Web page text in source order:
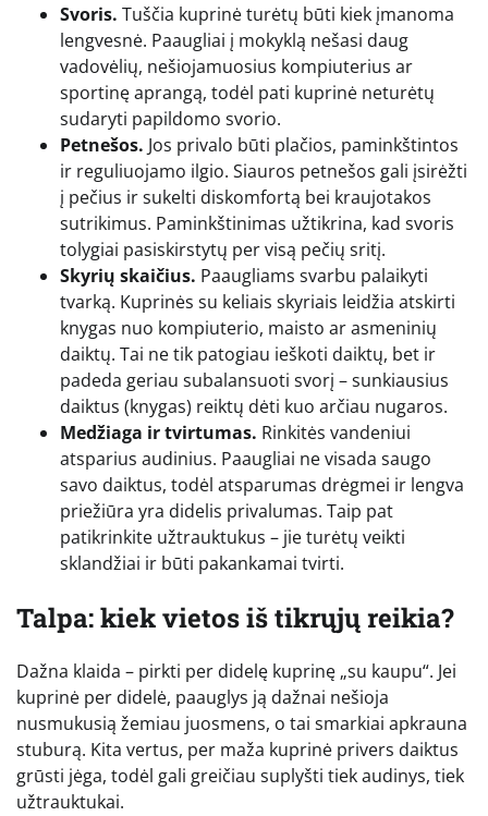
Svoris. Tuščia kuprinė turėtų būti kiek įmanoma
lengvesnė. Paaugliai į mokyklą nešasi daug
vadovėlių, nešiojamuosius kompiuterius ar
sportinę aprangą, todėl pati kuprinė neturėtų
sudaryti papildomo svorio.
Petnešos. Jos privalo būti plačios, paminkštintos
ir reguliuojamo ilgio. Siauros petnešos gali įsirėžti
į pečius ir sukelti diskomfortą bei kraujotakos
sutrikimus. Paminkštinimas užtikrina, kad svoris
tolygiai pasiskirstytų per visą pečių sritį.
Skyrių skaičius. Paaugliams svarbu palaikyti
tvarką. Kuprinės su keliais skyriais leidžia atskirti
knygas nuo kompiuterio, maisto ar asmeninių
daiktų. Tai ne tik patogiau ieškoti daiktų, bet ir
padeda geriau subalansuoti svorį – sunkiausius
daiktus (knygas) reiktų dėti kuo arčiau nugaros.
Medžiaga ir tvirtumas. Rinkitės vandeniui
atsparius audinius. Paaugliai ne visada saugo
savo daiktus, todėl atsparumas drėgmei ir lengva
priežiūra yra didelis privalumas. Taip pat
patikrinkite užtrauktukus – jie turėtų veikti
sklandžiai ir būti pakankamai tvirti.
Talpa: kiek vietos iš tikrųjų reikia?
Dažna klaida – pirkti per didelę kuprinę „su kaupu“. Jei
kuprinė per didelė, paauglys ją dažnai nešioja
nusmukusią žemiau juosmens, o tai smarkiai apkrauna
stuburą. Kita vertus, per maža kuprinė privers daiktus
grūsti jėga, todėl gali greičiau suplyšti tiek audinys, tiek
užtrauktukai.